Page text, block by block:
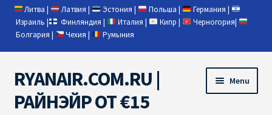
Литва | Латвия | Эстония | Польша | Германия |
Израиль | Финляндия | Италия | Кипр | Черногория|
Болгария | Чехия | Румыния
Skip
to
navigation
Skip
to
content
RYANAIR.COM.RU |
РАЙНЭЙР ОТ €15
Menu